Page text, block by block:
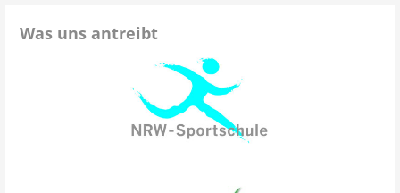
Was uns antreibt